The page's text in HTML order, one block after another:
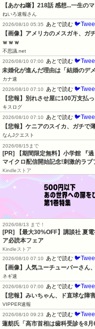
【あかね噺】218話 感想...一生の
ねいろ速報さん
2026/08/10 05:35
あとで読む
【画像】アメリカのメスガキ、ガ
ｗｗｗ
不思議.net
2026/08/10 07:00
あとで読む
未婚化が進んだ理由は「結婚のデ
カナ速
2026/08/10 07:10
あとで読む
【悲報】別れさせ屋に100万支払
キスログ
2026/08/10 07:10
あとで読む
【悲報】ケニアのスイカ、ガチで
なんJクエスト
2026/08/15まで
[PR] 【期間限定無料】小学館 『
マイクロ配信開始記念!刺激的ラブ
Kindleストア
2026/08/13 まで！
[PR] 【最大30%OFF】講談社 夏
ア必読本フェア
Kindleストア
2026/08/10 07:10
あとで読む
【画像】人気ユーチューバーさん
ネギ速
2026/08/10 07:00
あとで読む
【悲報】みいちゃん、ド直球な障
VIPPER速報
2026/08/10 09:23
あとで読む
蓮舫氏「高市首相は歯科受診を8